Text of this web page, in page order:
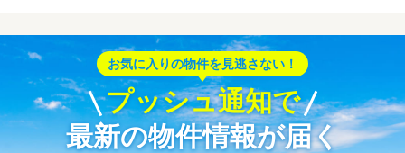
お気に入りの物件を見逃さない！
プッシュ通知で
最新の物件情報が届く